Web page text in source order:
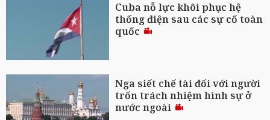
Cuba nỗ lực khôi phục hệ
thống điện sau các sự cố toàn
quốc
Nga siết chế tài đối với người
trốn trách nhiệm hình sự ở
nước ngoài